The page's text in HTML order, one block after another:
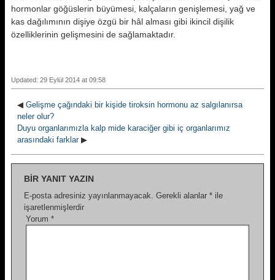
hormonlar göğüslerin büyümesi, kalçaların genişlemesi, yağ ve
kas dağılımının dişiye özgü bir hâl alması gibi ikincil dişilik
özelliklerinin gelişmesini de sağlamaktadır.
Updated: 29 Eylül 2014 at 09:58
◀ Gelişme çağındaki bir kişide tiroksin hormonu az salgılanırsa
neler olur?
Duyu organlarımızla kalp mide karaciğer gibi iç organlarımız
arasındaki farklar▶
BIR YANIT YAZIN
E-posta adresiniz yayınlanmayacak. Gerekli alanlar * ile
işaretlenmişlerdir
Yorum *